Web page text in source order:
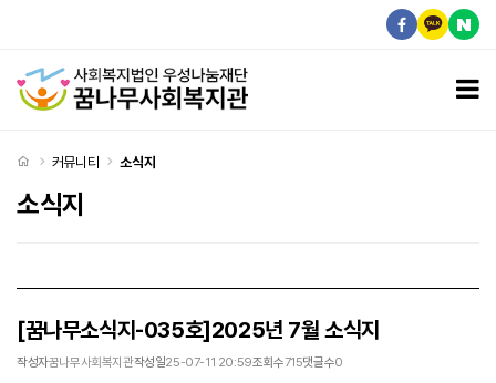
처음으로
커뮤니티 소식지
소식지
[꿈나무소식지-035호]2025년 7월 소식지
작성자꿈나무사회복지관작성일25-07-11 20:59조회수715댓글수0